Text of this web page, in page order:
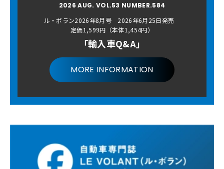
2026 AUG. VOL.53 NUMBER.584
ル・ボラン2026年8月号 2026年6月25日発売
定価1,599円（本体1,454円）
「輸入車Q&A」
MORE INFORMATION